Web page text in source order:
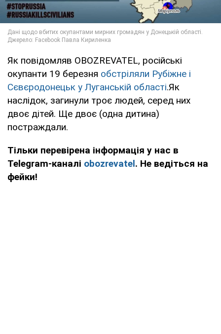
Як повідомляв OBOZREVATEL, російські
окупанти 19 березня обстріляли Рубіжне і
Сєвєродонецьк у Луганській області.Як
наслідок, загинули троє людей, серед них
двоє дітей. Ще двоє (одна дитина)
постраждали.
Тільки перевірена інформація у нас в
Telegram-каналі obozrevatel. Не ведіться на
фейки!